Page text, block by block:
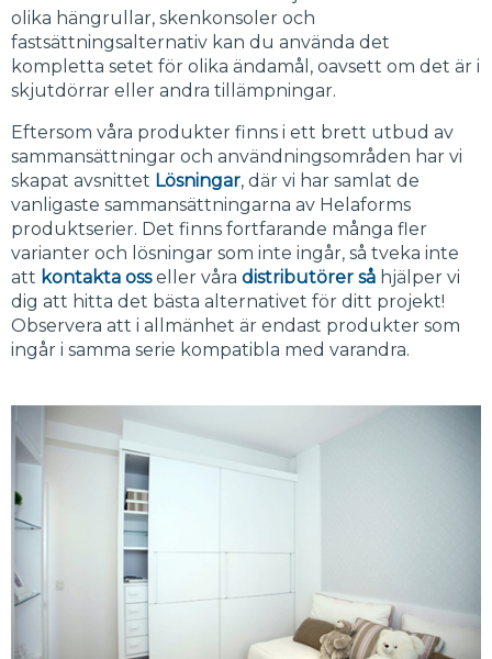
olika hängrullar, skenkonsoler och
fastsättningsalternativ kan du använda det
kompletta setet för olika ändamål, oavsett om det är i
skjutdörrar eller andra tillämpningar.
Eftersom våra produkter finns i ett brett utbud av
sammansättningar och användningsområden har vi
skapat avsnittet Lösningar, där vi har samlat de
vanligaste sammansättningarna av Helaforms
produktserier. Det finns fortfarande många fler
varianter och lösningar som inte ingår, så tveka inte
att kontakta osseller våra distributörer så hjälper vi
dig att hitta det bästa alternativet för ditt projekt!
Observera att i allmänhet är endast produkter som
ingår i samma serie kompatibla med varandra.